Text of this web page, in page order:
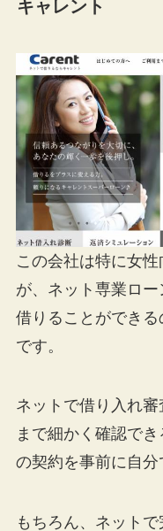
キャレント
この会社は特に女
が、ネット専業ロ
借りることができ
です。
ネットで借り入れ
まで細かく確認で
の契約を事前に自分
もちろん、ネット